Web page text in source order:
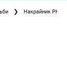
Накрайник